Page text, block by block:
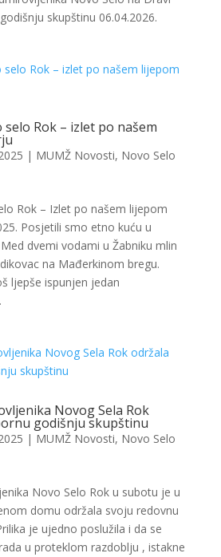
godišnju skupštinu 06.04.2026.
Rok – izlet po našem
| MUMŽ Novosti, Novo Selo
Rok – Izlet po našem lijepom
Posjetili smo etno kuću u
dvemi vodami u Žabniku mlin
na Mađerkinom bregu.
ljepše ispunjen jedan
Novog Sela Rok
godišnju skupštinu
| MUMŽ Novosti, Novo Selo
Novo Selo Rok u subotu je u
domu održala svoju redovnu
je ujedno poslužila i da se
u proteklom razdoblju , istakne